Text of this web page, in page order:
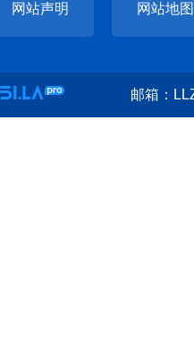
网站声明 网站地图
邮箱：